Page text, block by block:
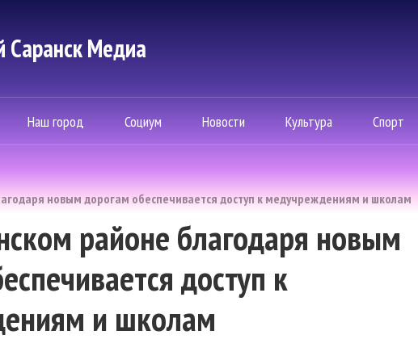
Саранск Mедиа
Наш город Социум Новости Культура Спорт
новым дорогам обеспечивается доступ к медучреждениям и школам
районе благодаря новым
доступ к
и школам